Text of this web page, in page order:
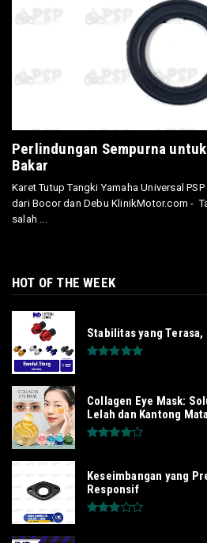
Perlindungan Sempurna
Bakar
Karet Tutup Tangki Yamaha Universal
dari Bocor dan Debu KlinikMotor.com -
salah ...
HOT OF THE WEEK
Stabilitas yang Terasa,
Collagen Eye Mask:
Lelah dan Kantong
Keseimbangan yang
Responsif